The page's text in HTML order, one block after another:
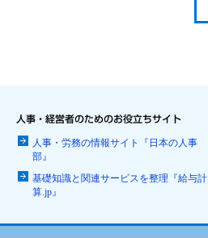
人事・労務の情報サイト『日本の人事
部』
基礎知識と関連サービスを整理『給与計
算.jp』